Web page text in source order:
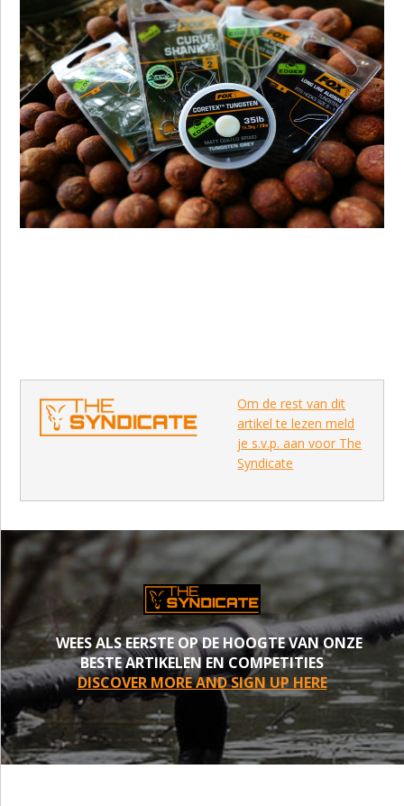
Om de rest van dit
artikel te lezen meld
je s.v.p. aan voor The
Syndicate
WEES ALS EERSTE OP DE HOOGTE VAN ONZE
BESTE ARTIKELEN EN COMPETITIES
DISCOVER MORE AND SIGN UP HERE